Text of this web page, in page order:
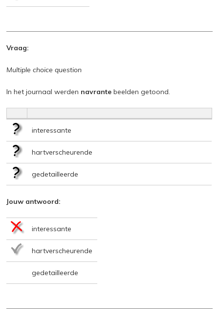
Vraag:
Multiple choice question
In het journaal werden navrante beelden getoond.
interessante
hartverscheurende
gedetailleerde
Jouw antwoord:
interessante
hartverscheurende
gedetailleerde